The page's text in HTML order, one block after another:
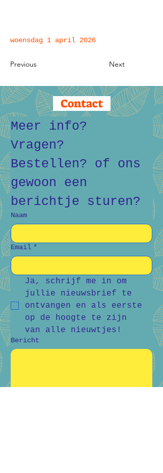
woensdag 1 april 2026
Previous Next
Contact
Meer info?
Vragen?
Bestellen? of ons
gewoon een
berichtje sturen?
Naam
Email *
Ja, schrijf me in om
jullie nieuwsbrief te
ontvangen en als eerste
op de hoogte te zijn
van alle nieuwtjes!
Bericht